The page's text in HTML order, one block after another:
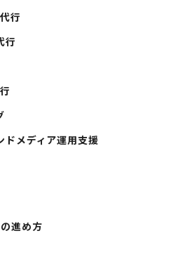
行
行
ドメディア運用支援
進め方